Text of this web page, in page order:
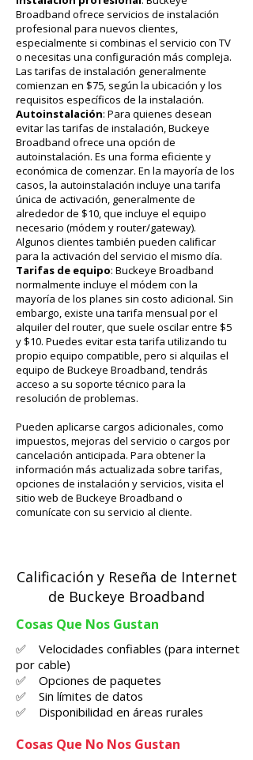
Broadband ofrece servicios de instalación
profesional para nuevos clientes,
especialmente si combinas el servicio con TV
o necesitas una configuración más compleja.
Las tarifas de instalación generalmente
comienzan en $75, según la ubicación y los
requisitos específicos de la instalación.
Autoinstalación: Para quienes desean
evitar las tarifas de instalación, Buckeye
Broadband ofrece una opción de
autoinstalación. Es una forma eficiente y
económica de comenzar. En la mayoría de los
casos, la autoinstalación incluye una tarifa
única de activación, generalmente de
alrededor de $10, que incluye el equipo
necesario (módem y router/gateway).
Algunos clientes también pueden calificar
para la activación del servicio el mismo día.
Tarifas de equipo: Buckeye Broadband
normalmente incluye el módem con la
mayoría de los planes sin costo adicional. Sin
embargo, existe una tarifa mensual por el
alquiler del router, que suele oscilar entre $5
y $10. Puedes evitar esta tarifa utilizando tu
propio equipo compatible, pero si alquilas el
equipo de Buckeye Broadband, tendrás
acceso a su soporte técnico para la
resolución de problemas.
Pueden aplicarse cargos adicionales, como
impuestos, mejoras del servicio o cargos por
cancelación anticipada. Para obtener la
información más actualizada sobre tarifas,
opciones de instalación y servicios, visita el
sitio web de Buckeye Broadband o
comunícate con su servicio al cliente.
Calificación y Reseña de Internet
de Buckeye Broadband
Cosas Que Nos Gustan
✅ Velocidades confiables (para internet
por cable)
✅ Opciones de paquetes
✅ Sin límites de datos
✅ Disponibilidad en áreas rurales
Cosas Que No Nos Gustan